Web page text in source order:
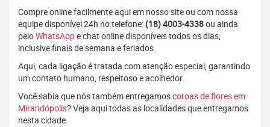
Compre online facilmente aqui em nosso site ou com nossa
equipe disponível 24h no telefone: (18) 4003-4338ou ainda
peloWhatsAppe chat online disponíveis todos os dias,
inclusive finais de semana e feriados.
Aqui, cada ligação é tratada com atenção especial, garantindo
um contato humano, respeitoso e acolhedor.
Você sabia que nós também entregamoscoroas de flores em
Mirandópolis? Veja aqui todas as localidades que entregamos
nesta cidade.